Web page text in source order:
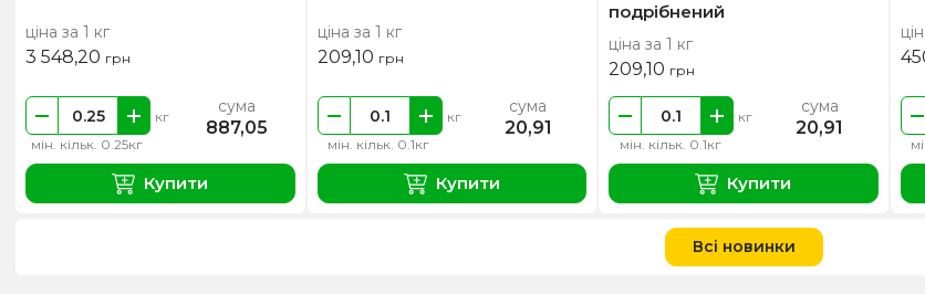
ціна за 1 кг
3 548,20 грн
мін. кільк. 0.25кг
кг сума
887,05
Купити
ціна за 1 кг
209,10 грн
мін. кільк. 0.1кг
кг сума
20,91
Купити
подрібнений
ціна за 1 кг
209,10 грн
мін. кільк. 0.1кг
кг сума
20,91
Купити
Всі новинки